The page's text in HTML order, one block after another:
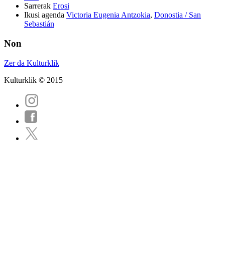
Sarrerak Erosi
Ikusi agenda Victoria Eugenia Antzokia, Donostia / San
Sebastián
Non
Zer da Kulturklik
Kulturklik © 2015